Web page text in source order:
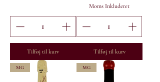
Tilføj til kurv
Moms Inkluderet
Tilføj til kurv
MG MG